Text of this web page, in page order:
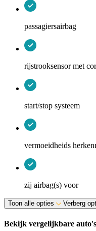
passagiersairbag
rijstrooksensor met
start/stop systeem
vermoeidheids
zij airbag(s) voor
Toon alle opties Verberg
Bekijk vergelijkbare auto's